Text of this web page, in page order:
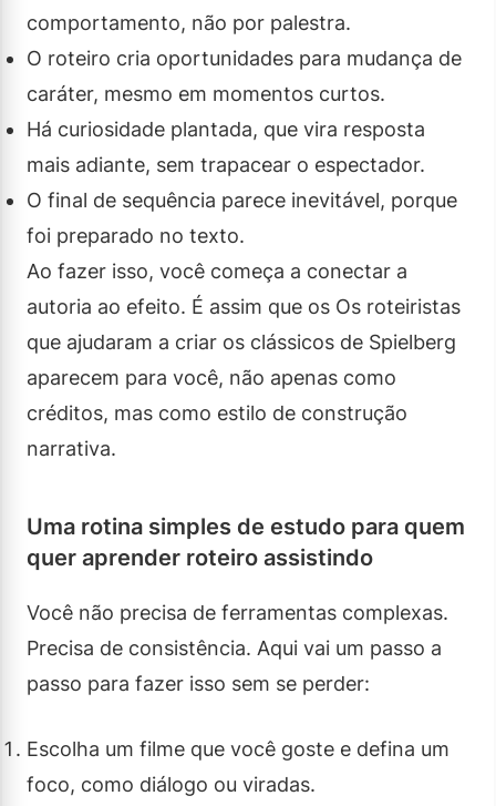
comportamento, não por palestra.
O roteiro cria oportunidades para mudança de
caráter, mesmo em momentos curtos.
Há curiosidade plantada, que vira resposta
mais adiante, sem trapacear o espectador.
O final de sequência parece inevitável, porque
foi preparado no texto.
Ao fazer isso, você começa a conectar a
autoria ao efeito. É assim que os Os roteiristas
que ajudaram a criar os clássicos de Spielberg
aparecem para você, não apenas como
créditos, mas como estilo de construção
narrativa.
Uma rotina simples de estudo para quem
quer aprender roteiro assistindo
Você não precisa de ferramentas complexas.
Precisa de consistência. Aqui vai um passo a
passo para fazer isso sem se perder:
Escolha um filme que você goste e defina um
foco, como diálogo ou viradas.